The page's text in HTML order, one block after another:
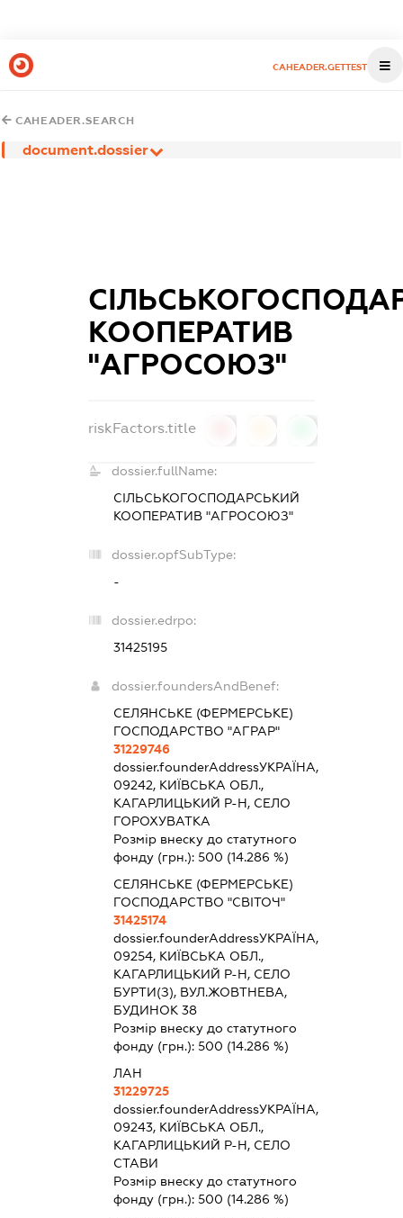
CAHEADER.GETTEST
CAHEADER.SEARCH
document.dossier
КООПЕРАТИВ
"АГРОСОЮЗ"
riskFactors.title
dossier.fullName:
СІЛЬСЬКОГОСПОДАРСЬКИЙ
КООПЕРАТИВ "АГРОСОЮЗ"
dossier.opfSubType:
-
dossier.edrpo:
31425195
dossier.foundersAndBenef:
СЕЛЯНСЬКЕ (ФЕРМЕРСЬКЕ)
ГОСПОДАРСТВО "АГРАР"
31229746
dossier.founderAddressУКРАЇНА,
09242, КИЇВСЬКА ОБЛ.,
КАГАРЛИЦЬКИЙ Р-Н, СЕЛО
ГОРОХУВАТКА
Розмір внеску до статутного
фонду (грн.): 500 (14.286 %)
СЕЛЯНСЬКЕ (ФЕРМЕРСЬКЕ)
ГОСПОДАРСТВО "СВІТОЧ"
31425174
dossier.founderAddressУКРАЇНА,
09254, КИЇВСЬКА ОБЛ.,
КАГАРЛИЦЬКИЙ Р-Н, СЕЛО
БУРТИ(З), ВУЛ.ЖОВТНЕВА,
БУДИНОК 38
Розмір внеску до статутного
фонду (грн.): 500 (14.286 %)
ЛАН
31229725
dossier.founderAddressУКРАЇНА,
09243, КИЇВСЬКА ОБЛ.,
КАГАРЛИЦЬКИЙ Р-Н, СЕЛО
СТАВИ
Розмір внеску до статутного
фонду (грн.): 500 (14.286 %)